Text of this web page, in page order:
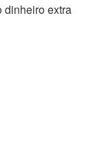
dinheiro extra